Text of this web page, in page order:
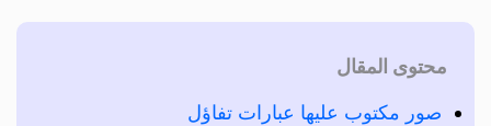
محتوى المقال
صور مكتوب عليها عبارات تفاؤل